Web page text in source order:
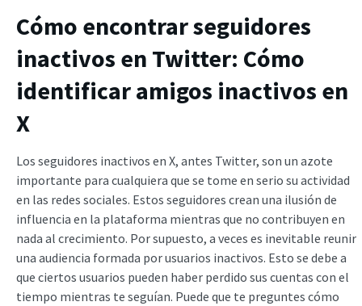
Cómo encontrar seguidores
inactivos en Twitter: Cómo
identificar amigos inactivos en
X
Los seguidores inactivos en X, antes Twitter, son un azote
importante para cualquiera que se tome en serio su actividad
en las redes sociales. Estos seguidores crean una ilusión de
influencia en la plataforma mientras que no contribuyen en
nada al crecimiento. Por supuesto, a veces es inevitable reunir
una audiencia formada por usuarios inactivos. Esto se debe a
que ciertos usuarios pueden haber perdido sus cuentas con el
tiempo mientras te seguían. Puede que te preguntes cómo